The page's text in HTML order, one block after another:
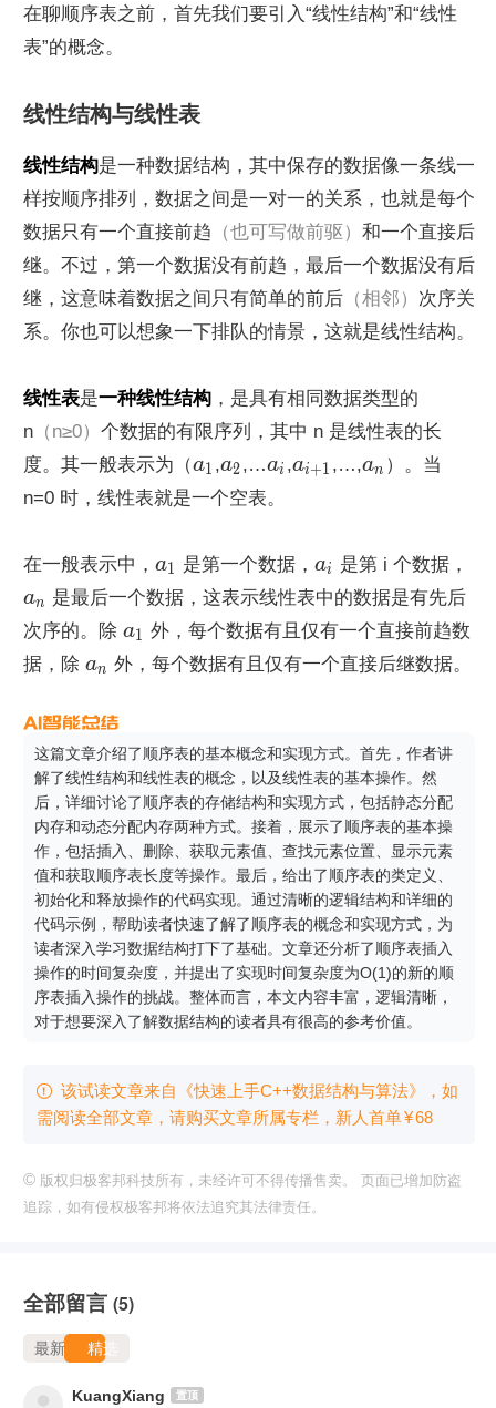
在聊顺序表之前，首先我们要引入“线性结构”和“线性
表”的概念。
线性结构与线性表
线性结构是一种数据结构，其中保存的数据像一条线一
样按顺序排列，数据之间是一对一的关系，也就是每个
数据只有一个直接前趋 （也可写做前驱） 和一个直接后
继。不过，第一个数据没有前趋，最后一个数据没有后
继，这意味着数据之间只有简单的前后 （相邻） 次序关
系。你也可以想象一下排队的情景，这就是线性结构。
线性表是一种线性结构 ，是具有相同数据类型的
n （n≥0） 个数据的有限序列，其中 n 是线性表的长
度。其一般表示为（a1 ,a2,…ai ,ai+1 ,…,an ）。当
n=0 时，线性表就是一个空表。
在一般表示中， a1 是第一个数据， ai
是第 i 个数据，
an
是最后一个数据，这表示线性表中的数据是有先后
次序的。除 a1 外，每个数据有且仅有一个直接前趋数
据，除 an 外，每个数据有且仅有一个直接后继数据。
这篇文章介绍了顺序表的基本概念和实现方式。首先，作者讲
解了线性结构和线性表的概念，以及线性表的基本操作。然
后，详细讨论了顺序表的存储结构和实现方式，包括静态分配
内存和动态分配内存两种方式。接着，展示了顺序表的基本操
作，包括插入、删除、获取元素值、查找元素位置、显示元素
值和获取顺序表长度等操作。最后，给出了顺序表的类定义、
初始化和释放操作的代码实现。通过清晰的逻辑结构和详细的
代码示例，帮助读者快速了解了顺序表的概念和实现方式，为
读者深入学习数据结构打下了基础。文章还分析了顺序表插入
操作的时间复杂度，并提出了实现时间复杂度为O(1)的新的顺
序表插入操作的挑战。整体而言，本文内容丰富，逻辑清晰，
对于想要深入了解数据结构的读者具有很高的参考价值。
 该试读文章来自《快速上手C++数据结构与算法》，如
需阅读全部文章，请购买文章所属专栏 ，新⼈⾸单¥68
© 版权归极客邦科技所有，未经许可不得传播售卖。 页面已增加防盗
追踪，如有侵权极客邦将依法追究其法律责任。
全部留言 (5)
最新 精选
KuangXiang 置顶